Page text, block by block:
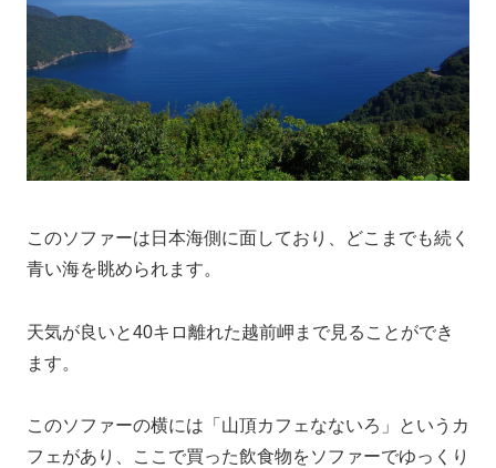
このソファーは日本海側に面しており、どこまでも続く
青い海を眺められます。
天気が良いと40キロ離れた越前岬まで見ることができ
ます。
このソファーの横には「山頂カフェなないろ」というカ
フェがあり、ここで買った飲食物をソファーでゆっくり